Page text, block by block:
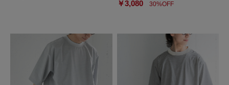
￥3,08030%OFF